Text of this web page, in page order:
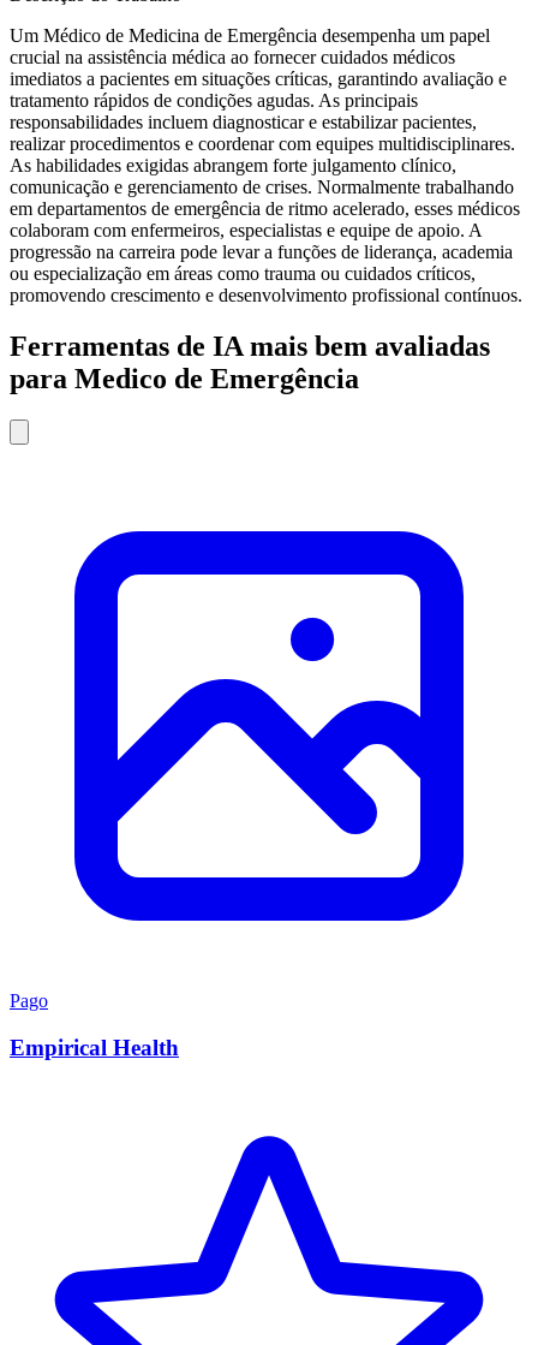
Um Médico de Medicina de Emergência desempenha um papel
crucial na assistência médica ao fornecer cuidados médicos
imediatos a pacientes em situações críticas, garantindo avaliação e
tratamento rápidos de condições agudas. As principais
responsabilidades incluem diagnosticar e estabilizar pacientes,
realizar procedimentos e coordenar com equipes multidisciplinares.
As habilidades exigidas abrangem forte julgamento clínico,
comunicação e gerenciamento de crises. Normalmente trabalhando
em departamentos de emergência de ritmo acelerado, esses médicos
colaboram com enfermeiros, especialistas e equipe de apoio. A
progressão na carreira pode levar a funções de liderança, academia
ou especialização em áreas como trauma ou cuidados críticos,
promovendo crescimento e desenvolvimento profissional contínuos.
Ferramentas de IA mais bem avaliadas
para Medico de Emergência
Pago
Empirical Health